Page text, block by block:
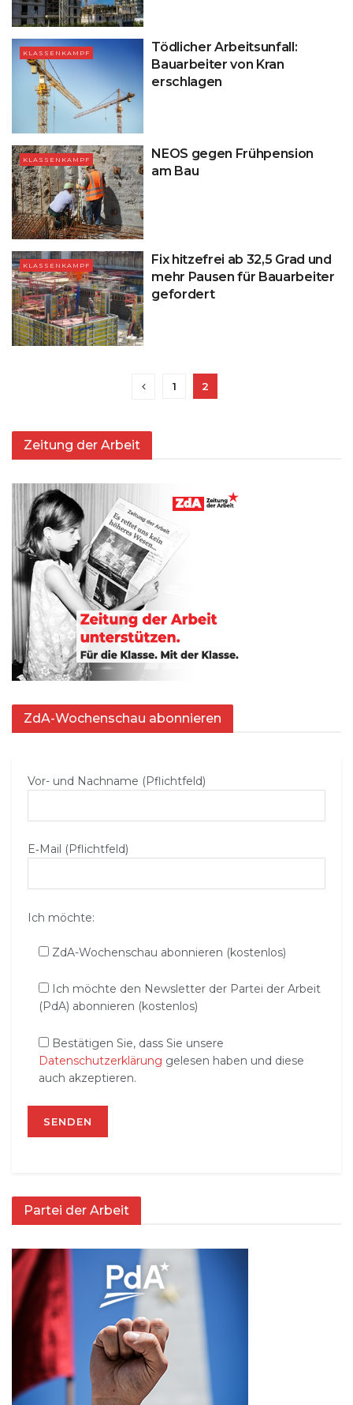
KLASSENKAMPF
Tödlicher Arbeitsunfall:
Bauarbeiter von Kran
erschlagen
KLASSENKAMPF
NEOS gegen Frühpension
am Bau
KLASSENKAMPF
Fix hitzefrei ab 32,5 Grad und
mehr Pausen für Bauarbeiter
gefordert
1 2
Zeitung der Arbeit
ZdA-Wochenschau abonnieren
Vor- und Nachname (Pflichtfeld)
E‑Mail (Pflichtfeld)
Ich möchte:
ZdA-Wochenschau abonnieren (kostenlos)
Ich möchte den Newsletter der Partei der Arbeit
(PdA) abonnieren (kostenlos)
Bestätigen Sie, dass Sie unsere
Datenschutzerklärung gelesen haben und diese
auch akzeptieren.
Partei der Arbeit